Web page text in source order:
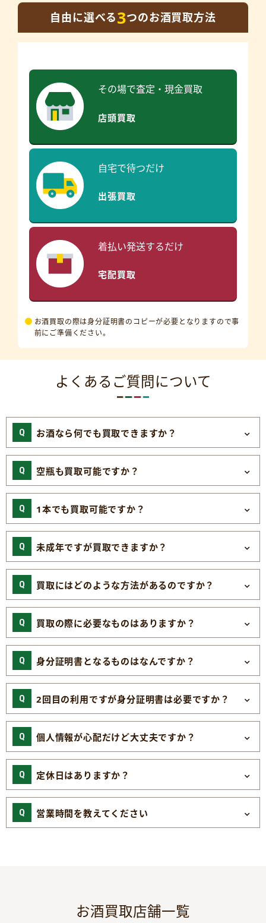
自由に選べる3つのお酒買取方法
その場で査定・現金買取
店頭買取
自宅で待つだけ
出張買取
着払い発送するだけ
宅配買取
お酒買取の際は身分証明書のコピーが必要となりますので事
前にご準備ください。
よくあるご質問について
お酒なら何でも買取できますか？
空瓶も買取可能ですか？
1本でも買取可能ですか？
未成年ですが買取できますか？
買取にはどのような方法があるのですか？
買取の際に必要なものはありますか？
身分証明書となるものはなんですか？
2回目の利用ですが身分証明書は必要ですか？
個人情報が心配だけど大丈夫ですか？
定休日はありますか？
営業時間を教えてください
お酒買取店舗一覧